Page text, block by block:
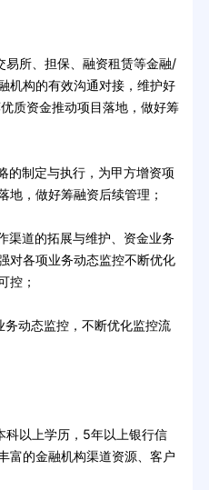
所、担保、融资租赁等金融/
机构的有效沟通对接，维护好
质资金推动项目落地，做好筹
制定与执行，为甲方增资项
地，做好筹融资后续管理；
道的拓展与维护、资金业务
对各项业务动态监控不断优化
控；
动态监控，不断优化监控流
以上学历，5年以上银行信
富的金融机构渠道资源、客户